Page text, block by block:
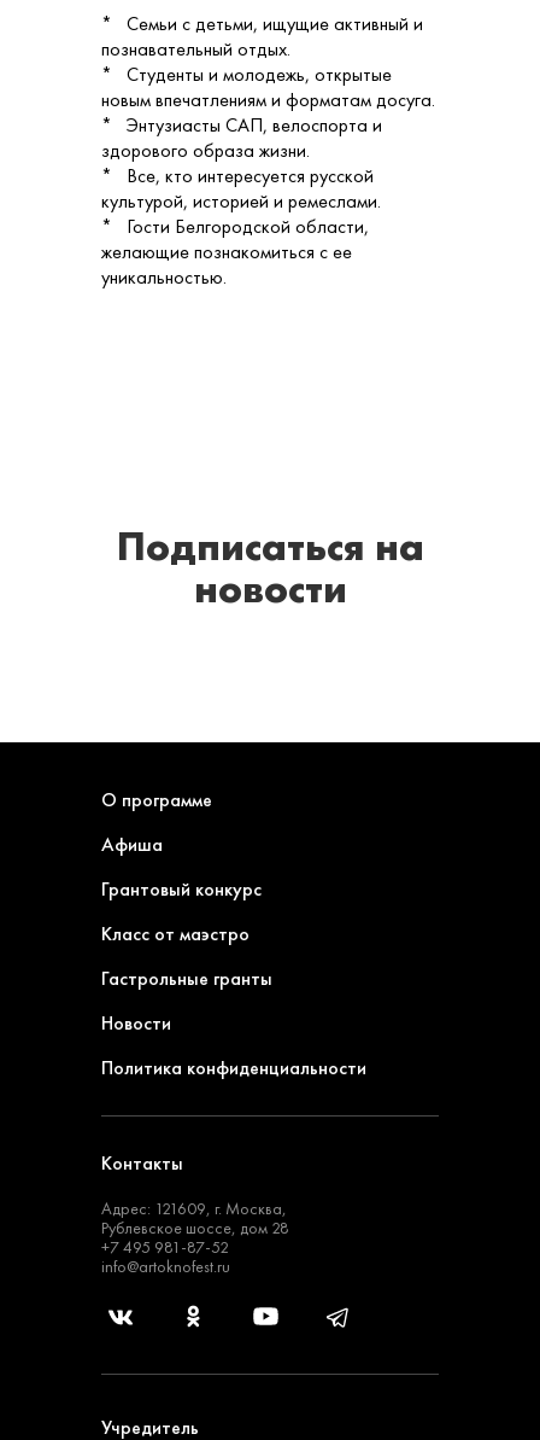
* Семьи с детьми, ищущие активный и
познавательный отдых.
* Студенты и молодежь, открытые
новым впечатлениям и форматам досуга.
* Энтузиасты САП, велоспорта и
здорового образа жизни.
* Все, кто интересуется русской
культурой, историей и ремеслами.
* Гости Белгородской области,
желающие познакомиться с ее
уникальностью.
Подписаться на
новости
О программе
Афиша
Грантовый конкурс
Класс от маэстро
Гастрольные гранты
Новости
Политика конфиденциальности
Контакты
Адрес: 121609, г. Москва,
Рублевское шоссе, дом 28
+7 495 981-87-52
info@artoknofest.ru
Учредитель